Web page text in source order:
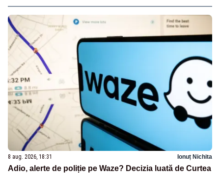
8 aug. 2026, 18:31 Ionuț Nichita
Adio, alerte de poliție pe Waze? Decizia luată de Curtea